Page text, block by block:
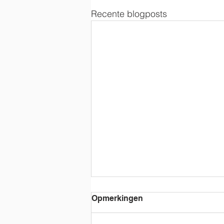
Recente blogposts
Opmerkingen